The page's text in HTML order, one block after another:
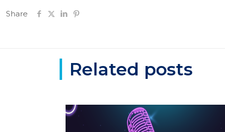
Share
Related posts